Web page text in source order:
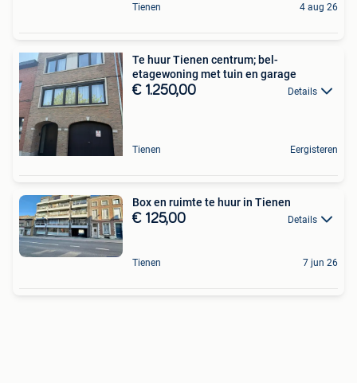
Tienen 4 aug 26
Te huur Tienen centrum; bel-
etagewoning met tuin en garage
€ 1.250,00 Details
Tienen Eergisteren
Box en ruimte te huur in Tienen
€ 125,00 Details
Tienen 7 jun 26